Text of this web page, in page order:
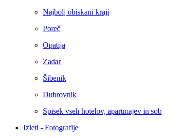
Najbolj obiskani kraji
Poreč
Opatija
Zadar
Šibenik
Dubrovnik
Spisek vseh hotelov, apartmajev in sob
Izleti - Fotografije